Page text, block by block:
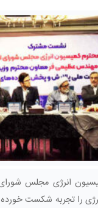
انرژی مجلس
را تجربه شکست